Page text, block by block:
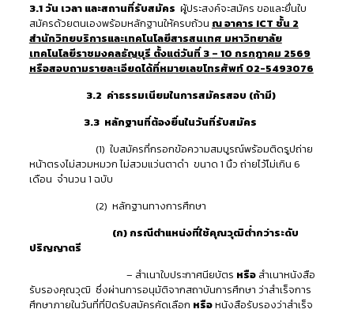
3.1 วัน เวลา และสถานที่รับสมัคร ผู้ประสงค์จะสมัคร ขอและยื่นใบ
สมัครด้วยตนเองพร้อมหลักฐานให้ครบถ้วน ณ อาคาร ICT ชั้น 2
สำนักวิทยบริการและเทคโนโลยีสารสนเทศ มหาวิทยาลัย
เทคโนโลยีราชมงคลธัญบุรี ตั้งแต่วันที่ 3 – 10 กรกฎาคม 2569
หรือสอบถามรายละเอียดได้ที่หมายเลขโทรศัพท์ 02-5493076
3.2 ค่าธรรมเนียมในการสมัครสอบ (ถ้ามี)
3.3 หลักฐานที่ต้องยื่นในวันที่รับสมัคร
(1) ใบสมัครที่กรอกข้อความสมบูรณ์พร้อมติดรูปถ่าย
หน้าตรงไม่สวมหมวก ไม่สวมแว่นตาดำ ขนาด 1 นิ้ว ถ่ายไว้ไม่เกิน 6
เดือน จำนวน 1 ฉบับ
(2) หลักฐานทางการศึกษา
(ก) กรณีตำแหน่งที่ใช้คุณวุฒิต่ำกว่าระดับ
ปริญญาตรี
– สำเนาใบประกาศนียบัตร หรือสำเนาหนังสือ
รับรองคุณวุฒิ ซึ่งผ่านการอนุมัติจากสถาบันการศึกษา ว่าสำเร็จการ
ศึกษาภายในวันที่ที่ปิดรับสมัครคัดเลือก หรือหนังสือรับรองว่าสำเร็จ